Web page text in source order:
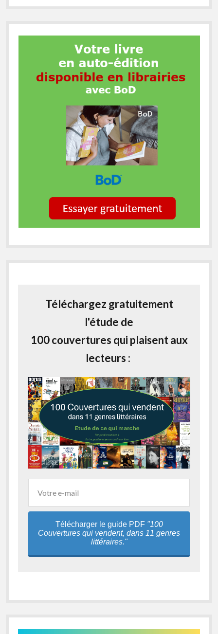
Téléchargez gratuitement
l'étude de
100 couvertures qui plaisent aux
lecteurs :
Télécharger le guide PDF "100
Couvertures qui vendent, dans 11 genres
littéraires."